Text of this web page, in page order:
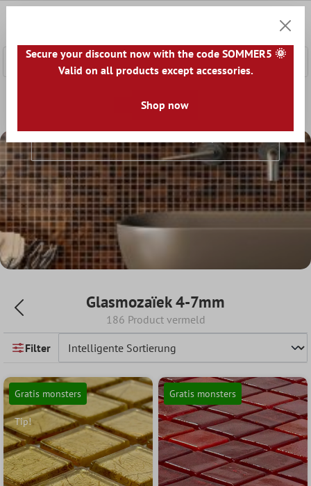
Glasmozaïek
Glasmozaïek 4-7mm
Glasmozaïek 4-7mm
186 Product vermeld
Filter
Gratis monsters
Tip!
Gratis monsters
Secure your discount now with the code SOMMER5 🌞
Valid on all products except accessories.
Shop now